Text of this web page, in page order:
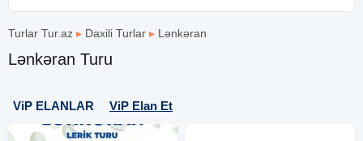
Turlar Tur.az ▸ Daxili Turlar ▸ Lənkəran
Lənkəran Turu
ViP ELANLAR ViP Elan Et